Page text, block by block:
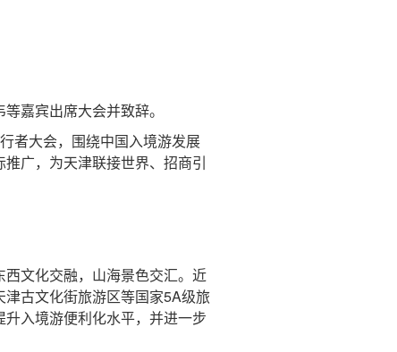
嘉宾出席大会并致辞。
者大会，围绕中国入境游发展
广，为天津联接世界、招商引
文化交融，山海景色交汇。近
古文化街旅游区等国家5A级旅
入境游便利化水平，并进一步